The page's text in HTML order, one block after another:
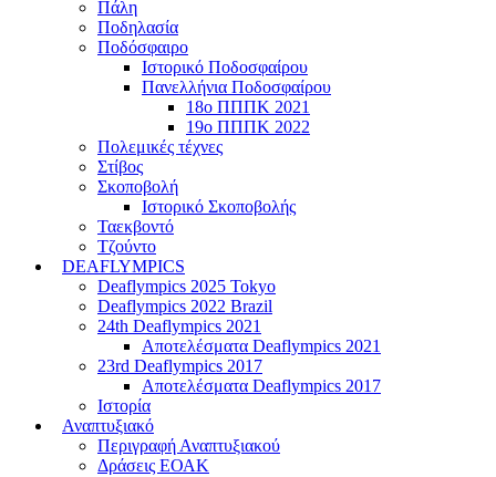
Πάλη
Ποδηλασία
Ποδόσφαιρο
Ιστορικό Ποδοσφαίρου
Πανελλήνια Ποδοσφαίρου
18ο ΠΠΠΚ 2021
19ο ΠΠΠΚ 2022
Πολεμικές τέχνες
Στίβος
Σκοποβολή
Ιστορικό Σκοποβολής
Ταεκβοντό
Τζούντο
DEAFLYMPICS
Deaflympics 2025 Tokyo
Deaflympics 2022 Brazil
24th Deaflympics 2021
Αποτελέσματα Deaflympics 2021
23rd Deaflympics 2017
Αποτελέσματα Deaflympics 2017
Ιστορία
Αναπτυξιακό
Περιγραφή Αναπτυξιακού
Δράσεις ΕΟΑΚ